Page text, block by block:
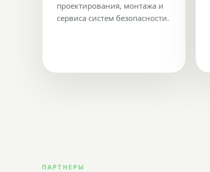
проектирования, монтажа и
сервиса систем безопасности.
ПАРТНЕРЫ